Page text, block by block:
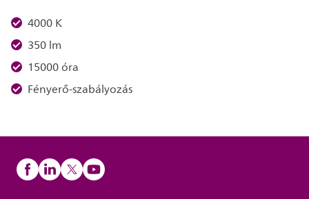
4000 K
350 lm
15000 óra
Fényerő-szabályozás